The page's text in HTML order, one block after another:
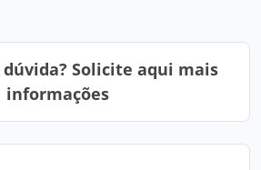
Solicite aqui mais
informações